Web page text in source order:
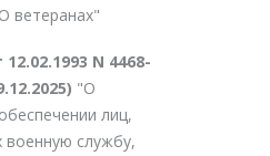
ветеранах"
N 4468-
"О
лиц,
военную службу,